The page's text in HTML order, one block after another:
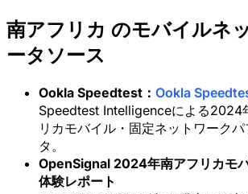
南アフリカ のモバイルネ
ータソース
Ookla Speedtest： Ookla
Speedtest Intelligenceによる2024
リカモバイル・固定ネットワーク
タ。
OpenSignal 2024年南アフリカモ
体験レポート